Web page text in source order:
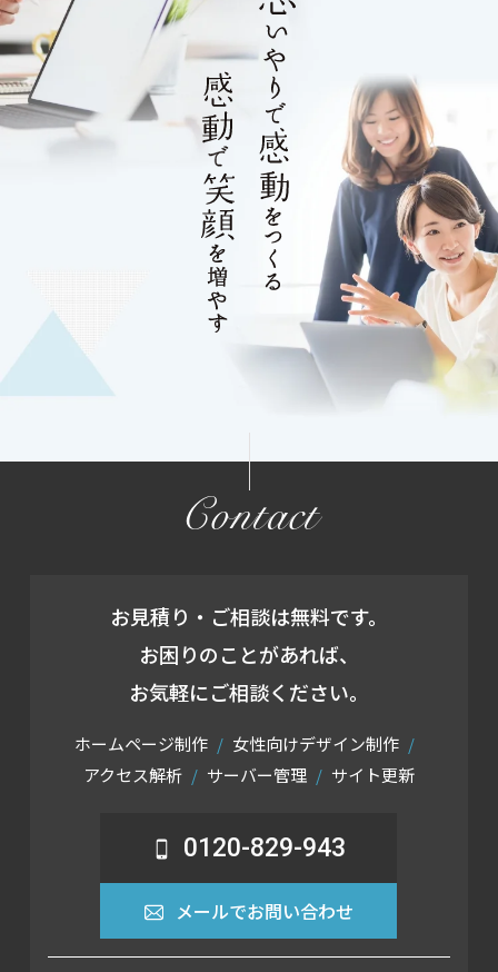
Contact
お見積り・ご相談は無料です。
お困りのことがあれば、
お気軽にご相談ください。
ホームページ制作
女性向けデザイン制作
アクセス解析
サーバー管理 サイト更新
0120-829-943
メールでお問い合わせ